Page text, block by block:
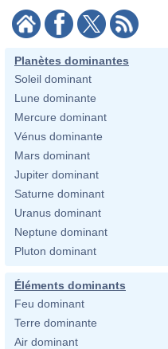
Planètes dominantes
Soleil dominant
Lune dominante
Mercure dominant
Vénus dominante
Mars dominant
Jupiter dominant
Saturne dominant
Uranus dominant
Neptune dominant
Pluton dominant
Éléments dominants
Feu dominant
Terre dominante
Air dominant